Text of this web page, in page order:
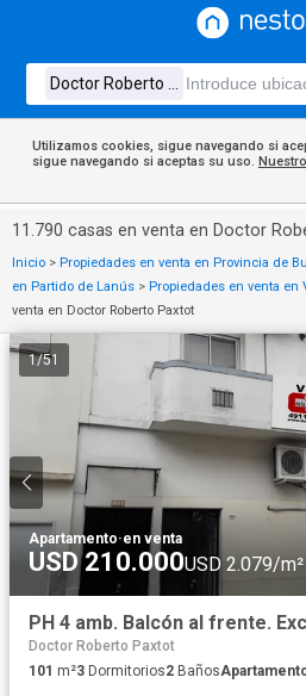
Utilizamos cookies, sigue navegando si
sigue navegando si aceptas su uso.
11.790 casas en venta en Doctor
Inicio > Propiedades en venta en Provincia de
en Partido de Lanús > Propiedades en venta en
venta en Doctor Roberto Paxtot
1/51
Apartamento·en venta
USD 210.000USD 2.079/m²
PH 4 amb. Balcón al frente.
Doctor Roberto Paxtot
101 m²3 Dormitorios2 Baños